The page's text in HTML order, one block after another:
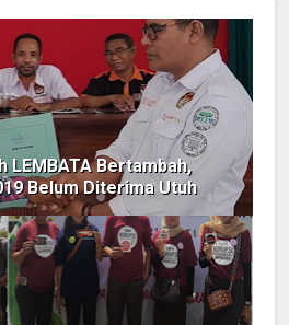
LEMBATA Bertambah,
Belum Diterima Utuh